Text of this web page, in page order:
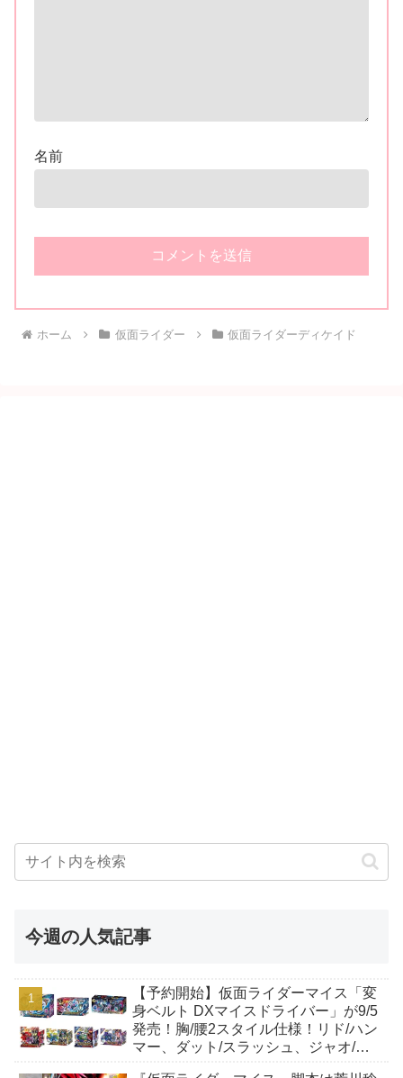
名前
ホーム 仮面ライダー 仮面ライダーディケイド
今週の人気記事
【予約開始】仮面ライダーマイス「変
身ベルト DXマイスドライバー」が9/5
発売！胸/腰2スタイル仕様！リド/ハン
マー、ダット/スラッシュ、ジャオ/バ